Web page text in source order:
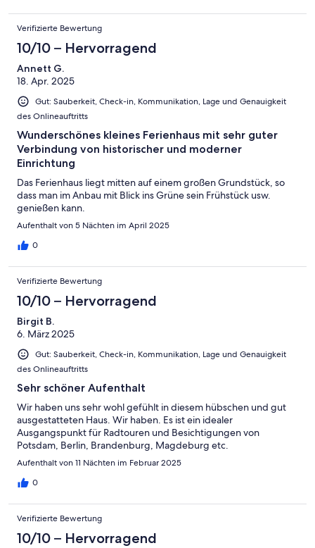
Verifizierte Bewertung
10/10 – Hervorragend
Annett G.
18. Apr. 2025
Gut: Sauberkeit, Check-in, Kommunikation, Lage und Genauigkeit
des Onlineauftritts
Wunderschönes kleines Ferienhaus mit sehr guter
Verbindung von historischer und moderner
Einrichtung
Das Ferienhaus liegt mitten auf einem großen Grundstück, so
dass man im Anbau mit Blick ins Grüne sein Frühstück usw.
genießen kann.
Aufenthalt von 5 Nächten im April 2025
0
Verifizierte Bewertung
10/10 – Hervorragend
Birgit B.
6. März 2025
Gut: Sauberkeit, Check-in, Kommunikation, Lage und Genauigkeit
des Onlineauftritts
Sehr schöner Aufenthalt
Wir haben uns sehr wohl gefühlt in diesem hübschen und gut
ausgestatteten Haus. Wir haben. Es ist ein idealer
Ausgangspunkt für Radtouren und Besichtigungen von
Potsdam, Berlin, Brandenburg, Magdeburg etc.
Aufenthalt von 11 Nächten im Februar 2025
0
Verifizierte Bewertung
10/10 – Hervorragend